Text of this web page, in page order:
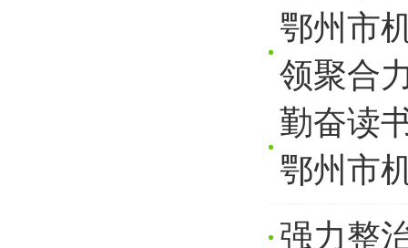
鄂州市
领聚合
勤奋读
鄂州市
强力整